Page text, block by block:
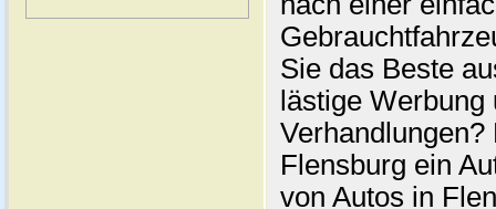
Sie das Beste
lästige
Flensburg ein
von Autos in